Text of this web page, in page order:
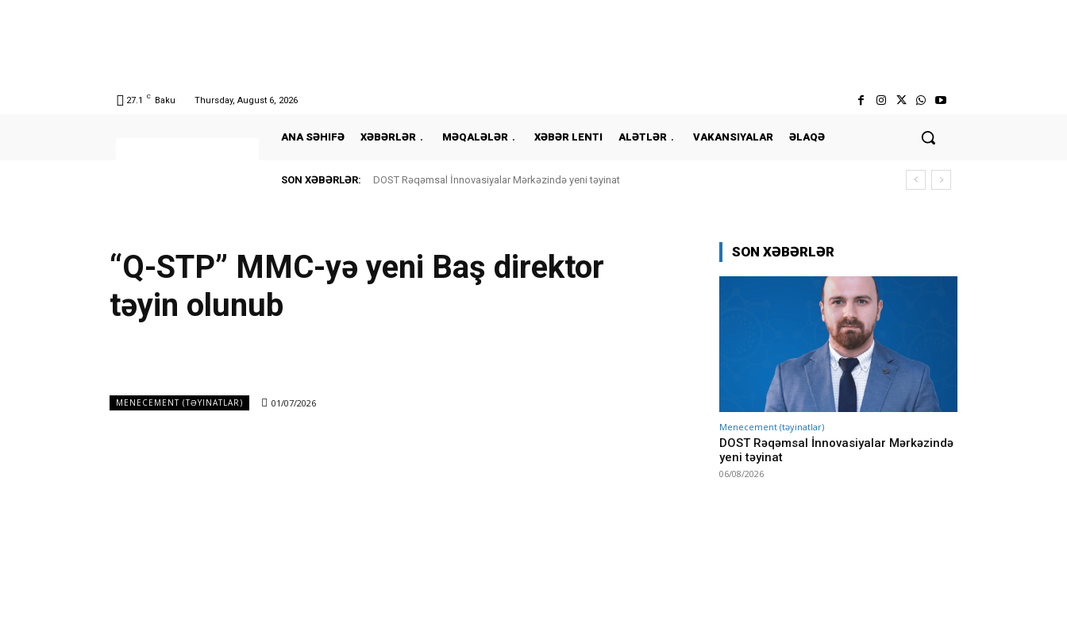
27.1 C Baku Thursday, August 6, 2026
ANA SƏHIFƏ XƏBƏRLƏR MƏQALƏLƏR XƏBƏR LENTI ALƏTLƏR VAKANSIYALAR ƏLAQƏ
SON XƏBƏRLƏR: DOST Rəqəmsal İnnovasiyalar Mərkəzində yeni təyinat
“Q-STP” MMC-yə yeni Baş direktor
təyin olunub
MENECEMENT (TƏYINATLAR) 01/07/2026
SON XƏBƏRLƏR
Menecement (təyinatlar)
DOST Rəqəmsal İnnovasiyalar Mərkəzində
yeni təyinat
06/08/2026